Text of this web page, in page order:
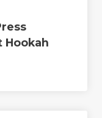
Hookah